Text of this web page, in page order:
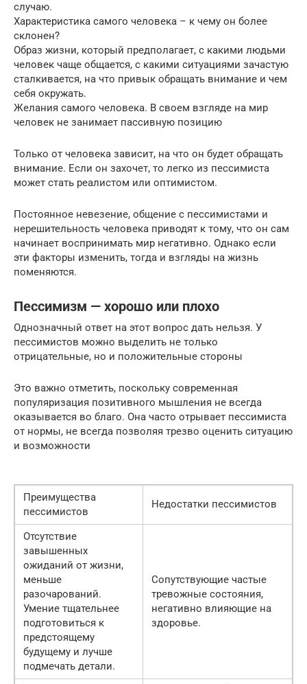
случаю.
Характеристика самого человека – к чему он более
склонен?
Образ жизни, который предполагает, с какими людьми
человек чаще общается, с какими ситуациями зачастую
сталкивается, на что привык обращать внимание и чем
себя окружать.
Желания самого человека. В своем взгляде на мир
человек не занимает пассивную позицию
Только от человека зависит, на что он будет обращать
внимание. Если он захочет, то легко из пессимиста
может стать реалистом или оптимистом.
Постоянное невезение, общение с пессимистами и
нерешительность человека приводят к тому, что он сам
начинает воспринимать мир негативно. Однако если
эти факторы изменить, тогда и взгляды на жизнь
поменяются.
Пессимизм — хорошо или плохо
Однозначный ответ на этот вопрос дать нельзя. У
пессимистов можно выделить не только
отрицательные, но и положительные стороны
Это важно отметить, поскольку современная
популяризация позитивного мышления не всегда
оказывается во благо. Она часто отрывает пессимиста
от нормы, не всегда позволяя трезво оценить ситуацию
и возможности
Преимущества
пессимистов
Недостатки пессимистов
Отсутствие
завышенных
ожиданий от жизни,
меньше
разочарований.
Умение тщательнее
подготовиться к
предстоящему
будущему и лучше
подмечать детали.
Сопутствующие частые
тревожные состояния,
негативно влияющие на
здоровье.